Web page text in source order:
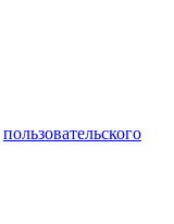
пользовательского